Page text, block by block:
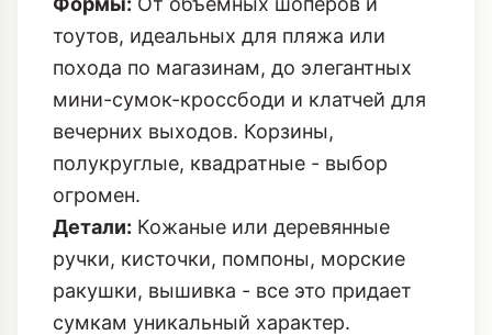
тоутов, идеальных для пляжа или
похода по магазинам, до элегантных
мини-сумок-кроссбоди и клатчей для
вечерних выходов. Корзины,
полукруглые, квадратные - выбор
огромен.
Детали: Кожаные или деревянные
ручки, кисточки, помпоны, морские
ракушки, вышивка - все это придает
сумкам уникальный характер.